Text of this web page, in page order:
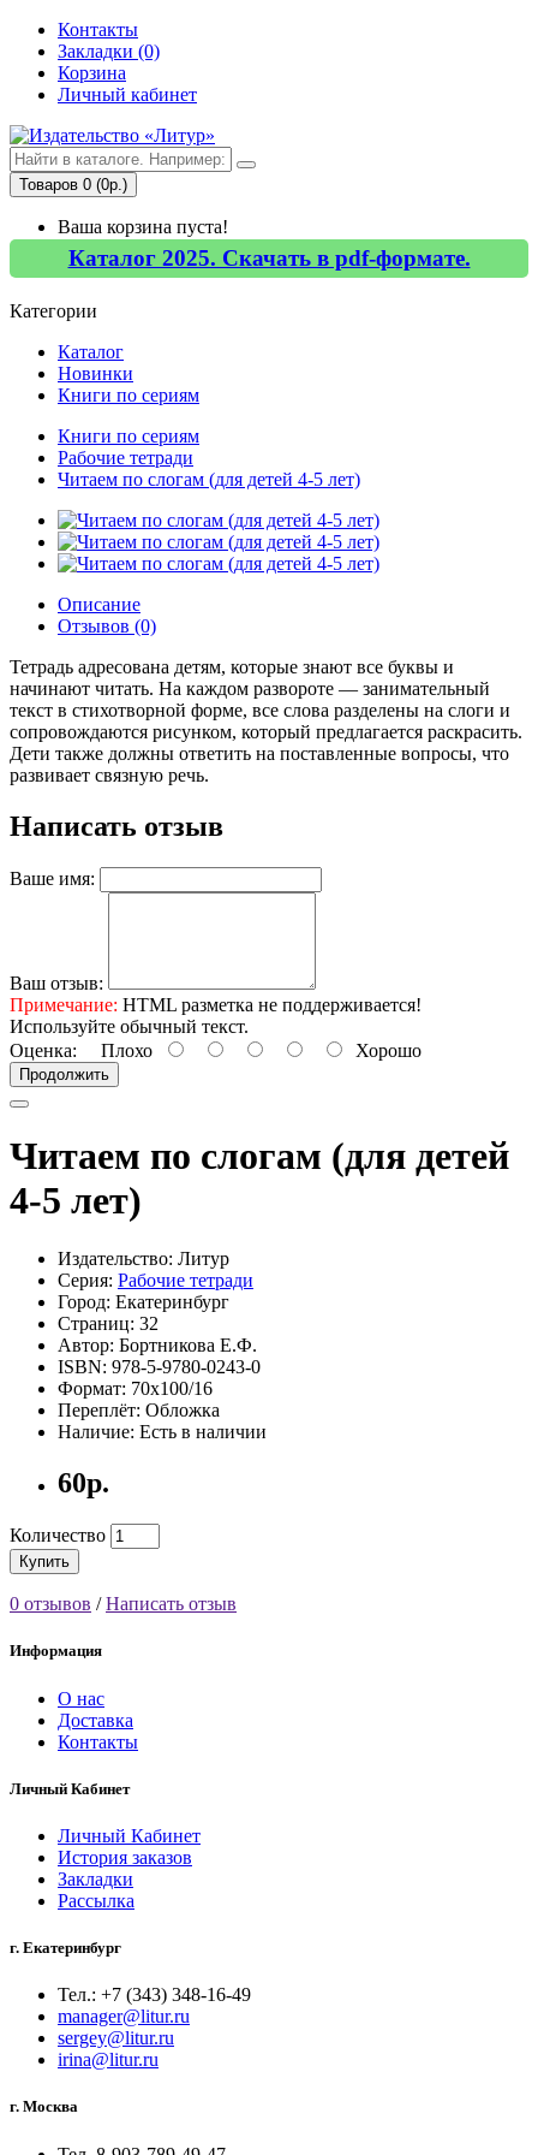
Контакты
Закладки (0)
Корзина
Личный кабинет
Товаров 0 (0р.)
Ваша корзина пуста!
Каталог 2025. Скачать в pdf-формате.
Категории
Каталог
Новинки
Книги по сериям
Книги по сериям
Рабочие тетради
Читаем по слогам (для детей 4-5 лет)
Описание
Отзывов (0)
Тетрадь адресована детям, которые знают все буквы и
начинают читать. На каждом развороте — занимательный
текст в стихотворной форме, все слова разделены на слоги и
сопровождаются рисунком, который предлагается раскрасить.
Дети также должны ответить на поставленные вопросы, что
развивает связную речь.
Написать отзыв
Ваше имя:
Ваш отзыв:
Примечание: HTML разметка не поддерживается!
Используйте обычный текст.
Оценка: Плохо Хорошо
Продолжить
Читаем по слогам (для детей
4-5 лет)
Издательство: Литур
Серия: Рабочие тетради
Город: Екатеринбург
Страниц: 32
Автор: Бортникова Е.Ф.
ISBN: 978-5-9780-0243-0
Формат: 70х100/16
Переплёт: Обложка
Наличие: Есть в наличии
60р.
Количество
Купить
0 отзывов /Написать отзыв
Информация
О нас
Доставка
Контакты
Личный Кабинет
Личный Кабинет
История заказов
Закладки
Рассылка
г. Екатеринбург
Тел.: +7 (343) 348-16-49
manager@litur.ru
sergey@litur.ru
irina@litur.ru
г. Москва